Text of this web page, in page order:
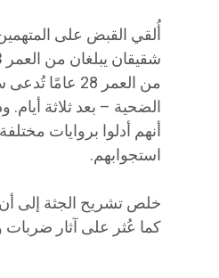
أُلقي القبض على
من العمر 28
الضحية – بعد ثلاثة
أنهم أدلوا بروايات
استجوابهم.
خلص تشريح الجثة إلى أن
كما عُثر على آثار